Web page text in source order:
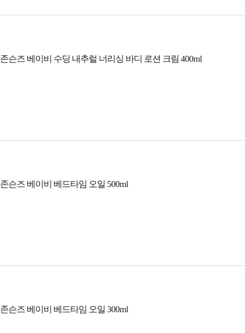
존슨즈 베이비 수딩 내추럴 너리싱 바디 로션 크림 400ml
존슨즈 베이비 베드타임 오일 500ml
존슨즈 베이비 베드타임 오일 300ml